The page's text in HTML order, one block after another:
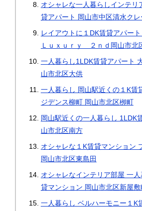
オシャレな一人暮らしインテリ
貸アパート 岡山市中区清水クレ
レイアウトに１DK賃貸アパー
Ｌｕｘｕｒｙ ２ｎｄ岡山市北
一人暮らし1LDK賃貸アパート
山市北区大供
一人暮らし 岡山駅近くの１K賃
ジデンス柳町 岡山市北区栁町
岡山駅近くの一人暮らし 1LDK
山市北区南方
オシャレな１K賃貸マンション
岡山市北区東島田
オシャレなインテリア部屋 一
貸マンション 岡山市北区新屋敷
一人暮らし ベルハーモニー１K